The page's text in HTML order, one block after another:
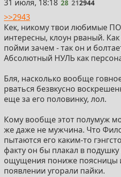
31 июля, 18:18 28 212944
>>2943
Кек, никому твои любимые
интересны, клоун рваный. Как
пойми зачем - так он и
Абсолютный НУЛЬ как
Бля, насколько вообще
рваться безвкусно
еще за его половинку, лол.
Кому вообще этот полумуж
же даже не мужчина. Что
пытаются его каким-то
факту он бы плакал в
ощущения пониже поясницы
появлении угорали пайки.